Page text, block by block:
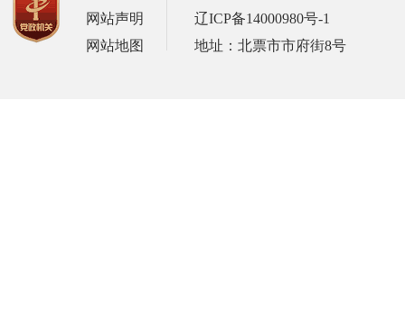
网站声明
网站地图
辽ICP备14000980号-1
地址：北票市市府街8号